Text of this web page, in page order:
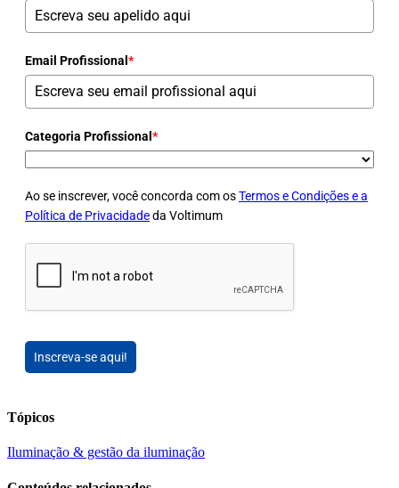
Email Profissional *
Categoria Profissional *
Ao se inscrever, você concorda com osTermos e Condições e a
Política de Privacidadeda Voltimum
Inscreva-se aqui!
Tópicos
Iluminação & gestão da iluminação